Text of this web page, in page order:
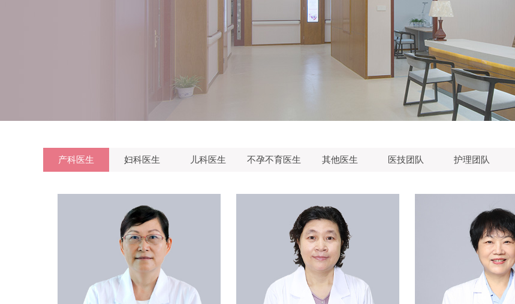
产科医生 妇科医生 儿科医生 不孕不育医生 其他医生 医技团队 护理团队